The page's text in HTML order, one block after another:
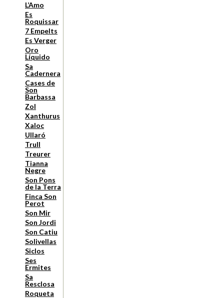
L’Amo
Es
Roquissar
7 Empelts
Es Verger
Oro
Líquido
Sa
Cadernera
Cases de
Son
Barbassa
Zol
Xanthurus
Xaloc
Ullaró
Trull
Treurer
Tianna
Negre
Son Pons
de la Terra
Finca Son
Perot
Son Mir
Son Jordi
Son Catiu
Solivellas
Siclos
Ses
Ermites
Sa
Resclosa
Roqueta